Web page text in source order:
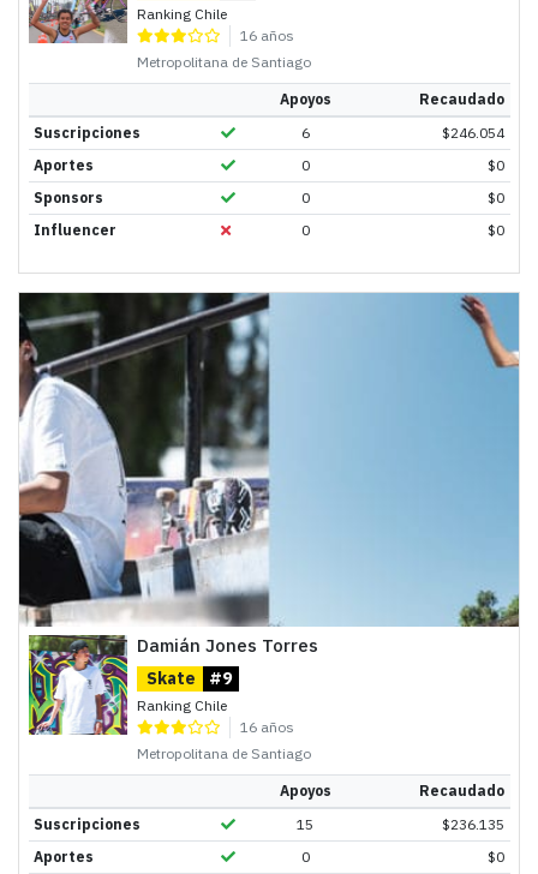
Ranking Chile
16 años
Metropolitana de Santiago
Apoyos
Recaudado
Suscripciones
6 $246.054
Aportes
0 $0
Sponsors
0 $0
Influencer
0 $0
Damián Jones Torres
Skate #9
Ranking Chile
16 años
Metropolitana de Santiago
Apoyos
Recaudado
Suscripciones
15 $236.135
Aportes
0 $0